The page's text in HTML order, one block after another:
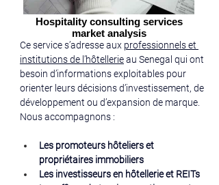
Hospitality consulting services
market analysis
Ce service s’adresse aux professionnels et
institutions de l’hôtellerie au Senegal qui ont
besoin d’informations exploitables pour
orienter leurs décisions d’investissement, de
développement ou d’expansion de marque.
Nous accompagnons :
Les promoteurs hôteliers et
propriétaires immobiliers
Les investisseurs en hôtellerie et REITs